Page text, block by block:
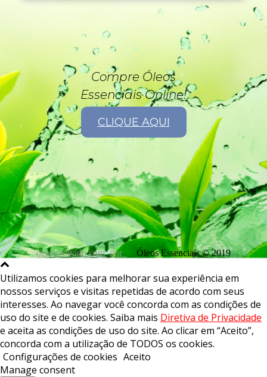
Compre Óleos
Essenciais Online!
CLIQUE AQUI
desenvolvido com por Óleos Essenciais © 2019
Utilizamos cookies para melhorar sua experiência em
nossos serviços e visitas repetidas de acordo com seus
interesses. Ao navegar você concorda com as condições de
uso do site e de cookies. Saiba mais Diretiva de Privacidade
e aceita as condições de uso do site. Ao clicar em “Aceito”,
concorda com a utilização de TODOS os cookies.
Configurações de cookies Aceito
Manage consent